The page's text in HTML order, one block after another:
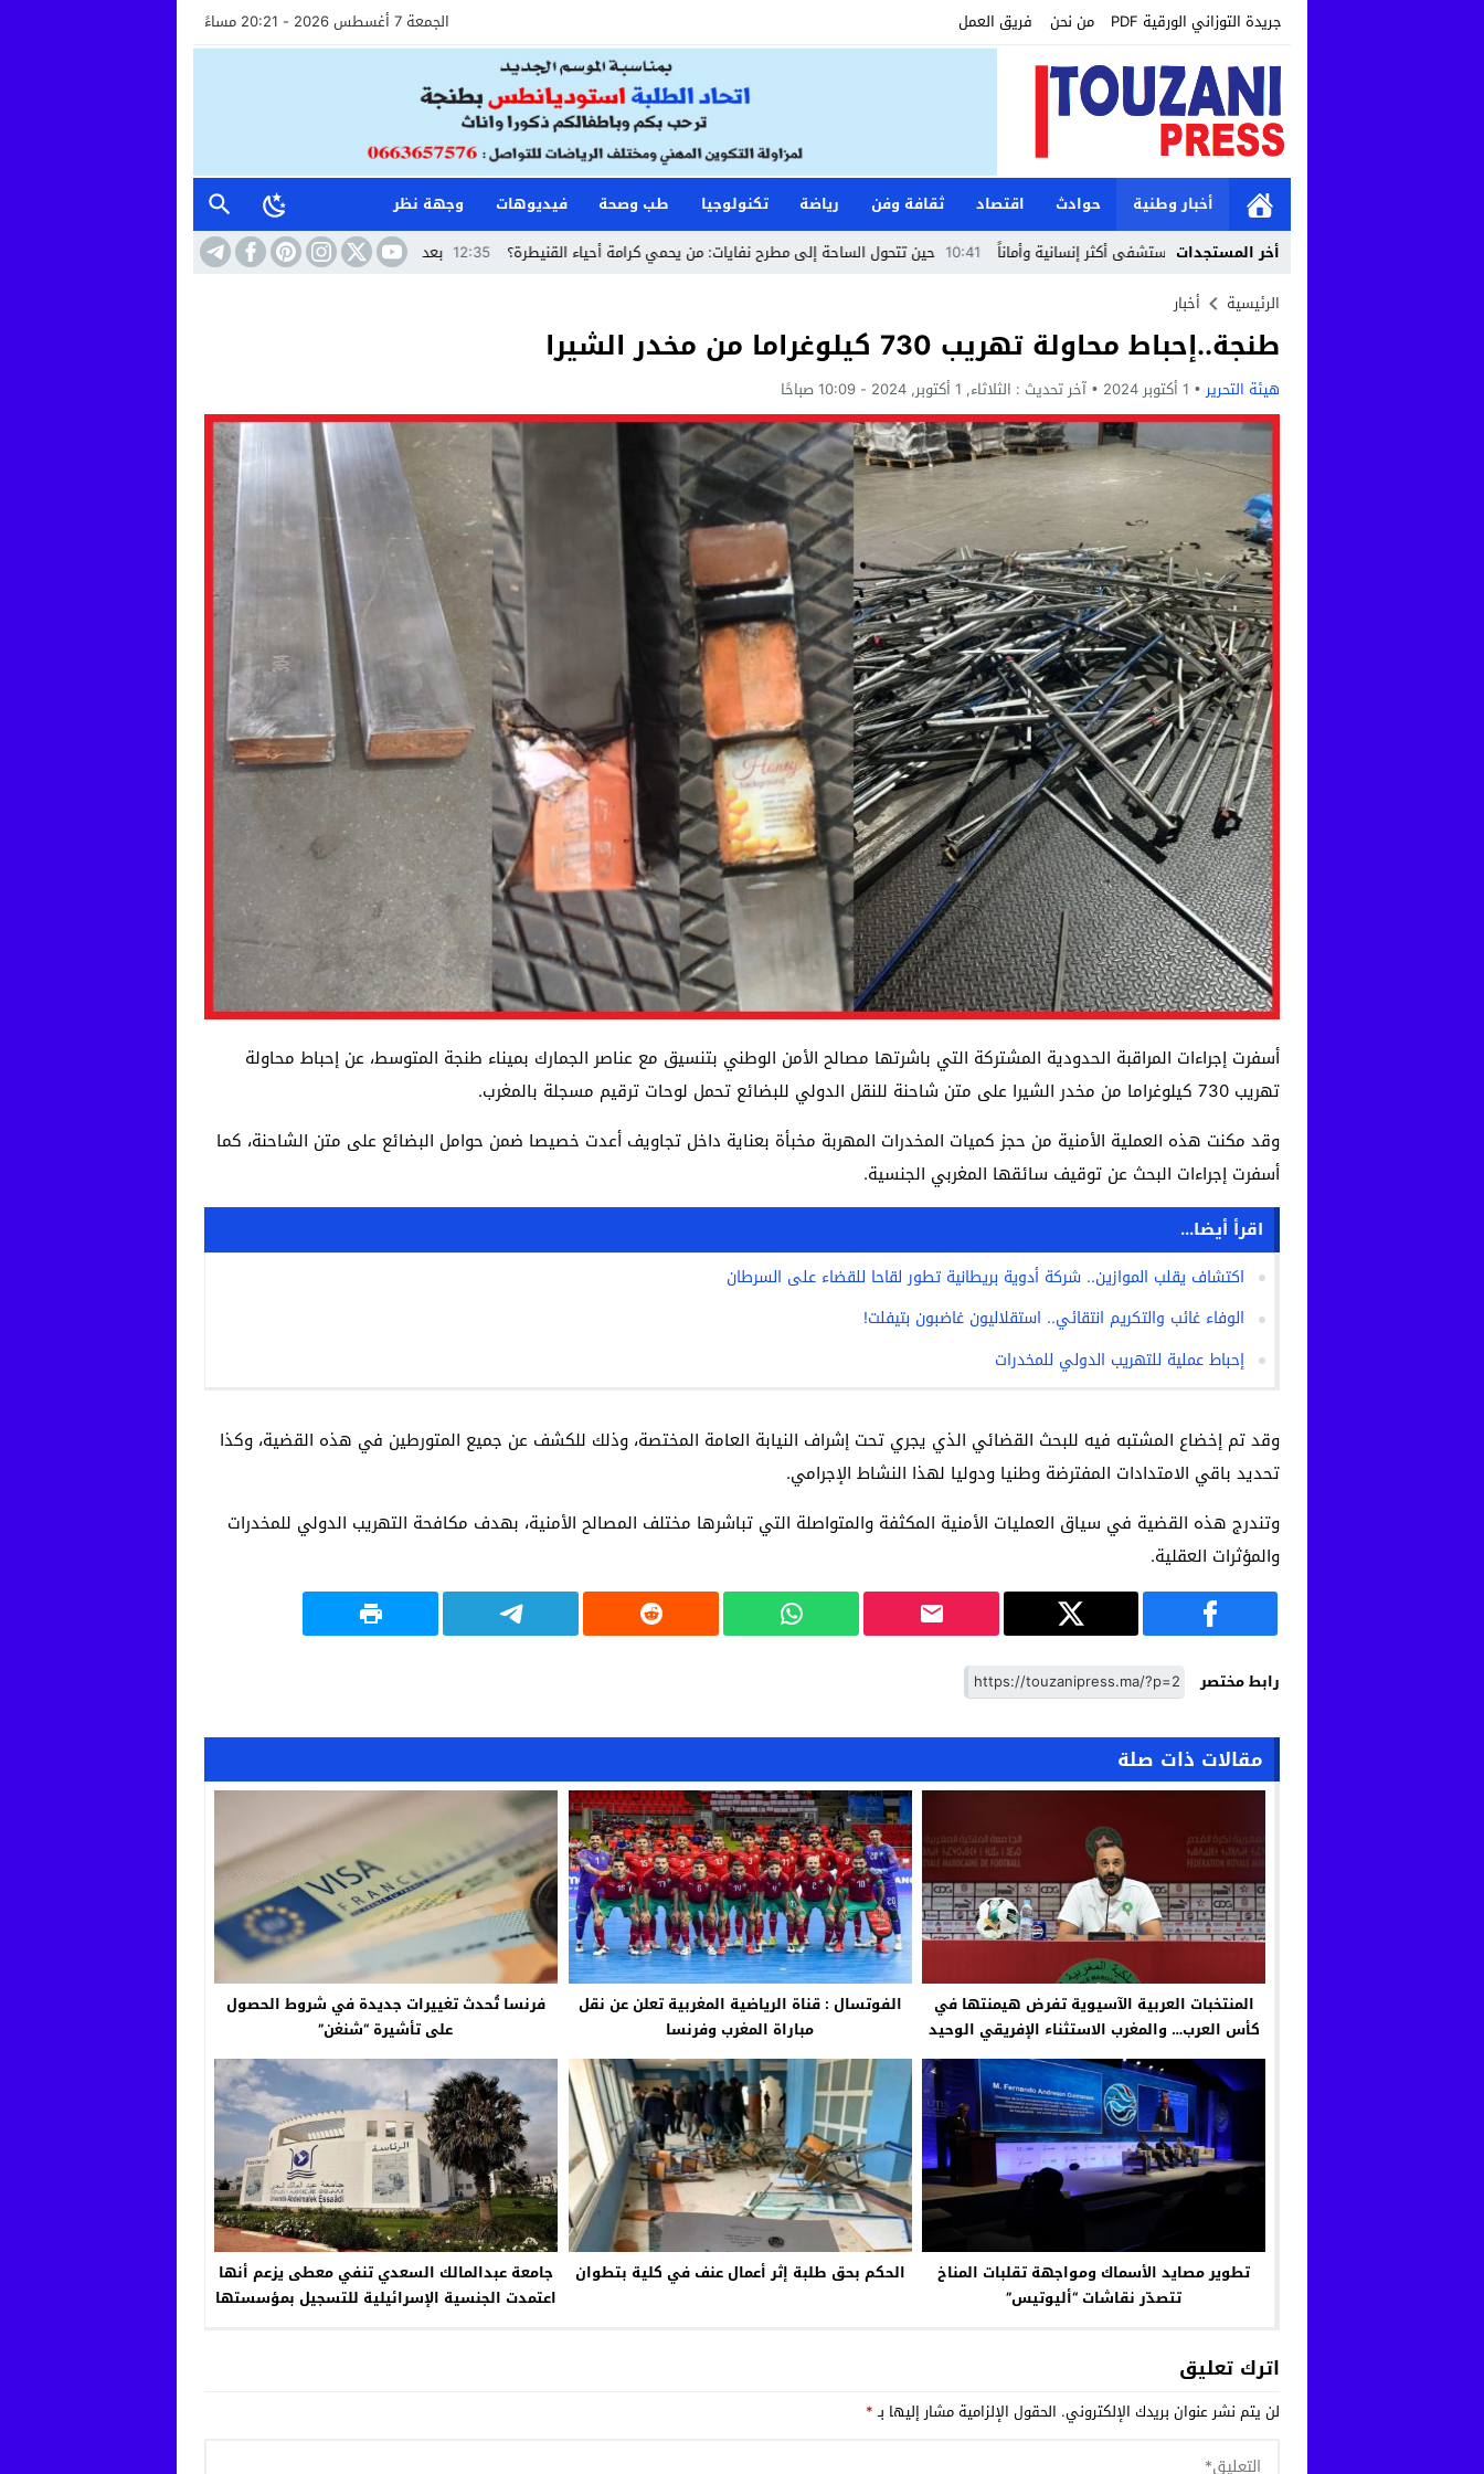
جريدة التوزاني الورقية PDF من نحن فريق العمل الجمعة 7 أغسطس 2026 - 20:21 مساءً
أخبار وطنية حوادث اقتصاد ثقافة وفن رياضة تكنولوجيا طب وصحة فيديوهات
وجهة نظر
أخر المستجدات
وأعوان الاستقبال خطوة نحو مستشفى أكثر إنسانية وأماناً 10:41 حين تتحول الساحة إلى مطرح نفايات: من يحمي كرامة أحياء القنيطرة؟ 12:35 بعد الاعتداء الذي أثار غضبا بالقنيطرة.. استقرار الحالة الصحية لسائق الشاحنة ومواصلة
الرئيسية
أخبار
طنجة..إحباط محاولة تهريب 730 كيلوغراما من مخدر الشيرا
هيئة التحرير 1 أكتوبر 2024 آخر تحديث : الثلاثاء, 1 أكتوبر, 2024 - 10:09 صباحًا
أسفرت إجراءات المراقبة الحدودية المشتركة التي باشرتها مصالح الأمن الوطني بتنسيق مع عناصر الجمارك بميناء طنجة المتوسط، عن إحباط محاولة
تهريب 730 كيلوغراما من مخدر الشيرا على متن شاحنة للنقل الدولي للبضائع تحمل لوحات ترقيم مسجلة بالمغرب.
وقد مكنت هذه العملية الأمنية من حجز كميات المخدرات المهربة مخبأة بعناية داخل تجاويف أعدت خصيصا ضمن حوامل البضائع على متن الشاحنة، كما
أسفرت إجراءات البحث عن توقيف سائقها المغربي الجنسية.
اقرأ أيضا...
اكتشاف يقلب الموازين.. شركة أدوية بريطانية تطور لقاحا للقضاء على السرطان
الوفاء غائب والتكريم انتقائي.. استقلاليون غاضبون بتيفلت!
إحباط عملية للتهريب الدولي للمخدرات
وقد تم إخضاع المشتبه فيه للبحث القضائي الذي يجري تحت إشراف النيابة العامة المختصة، وذلك للكشف عن جميع المتورطين في هذه القضية، وكذا
تحديد باقي الامتدادات المفترضة وطنيا ودوليا لهذا النشاط الإجرامي.
وتندرج هذه القضية في سياق العمليات الأمنية المكثفة والمتواصلة التي تباشرها مختلف المصالح الأمنية، بهدف مكافحة التهريب الدولي للمخدرات
والمؤثرات العقلية.
رابط مختصر
مقالات ذات صلة
المنتخبات العربية الآسيوية تفرض هيمنتها في
كأس العرب… والمغرب الاستثناء الإفريقي الوحيد
الفوتسال : قناة الرياضية المغربية تعلن عن نقل
مباراة المغرب وفرنسا
فرنسا تُحدث تغييرات جديدة في شروط الحصول
على تأشيرة “شنغن”
تطوير مصايد الأسماك ومواجهة تقلبات المناخ
تتصدّر نقاشات “أليوتيس”
الحكم بحق طلبة إثر أعمال عنف في كلية بتطوان
جامعة عبدالمالك السعدي تنفي معطى يزعم أنها
اعتمدت الجنسية الإسرائيلية للتسجيل بمؤسستها
اترك تعليق
لن يتم نشر عنوان بريدك الإلكتروني. الحقول الإلزامية مشار إليها بـ*